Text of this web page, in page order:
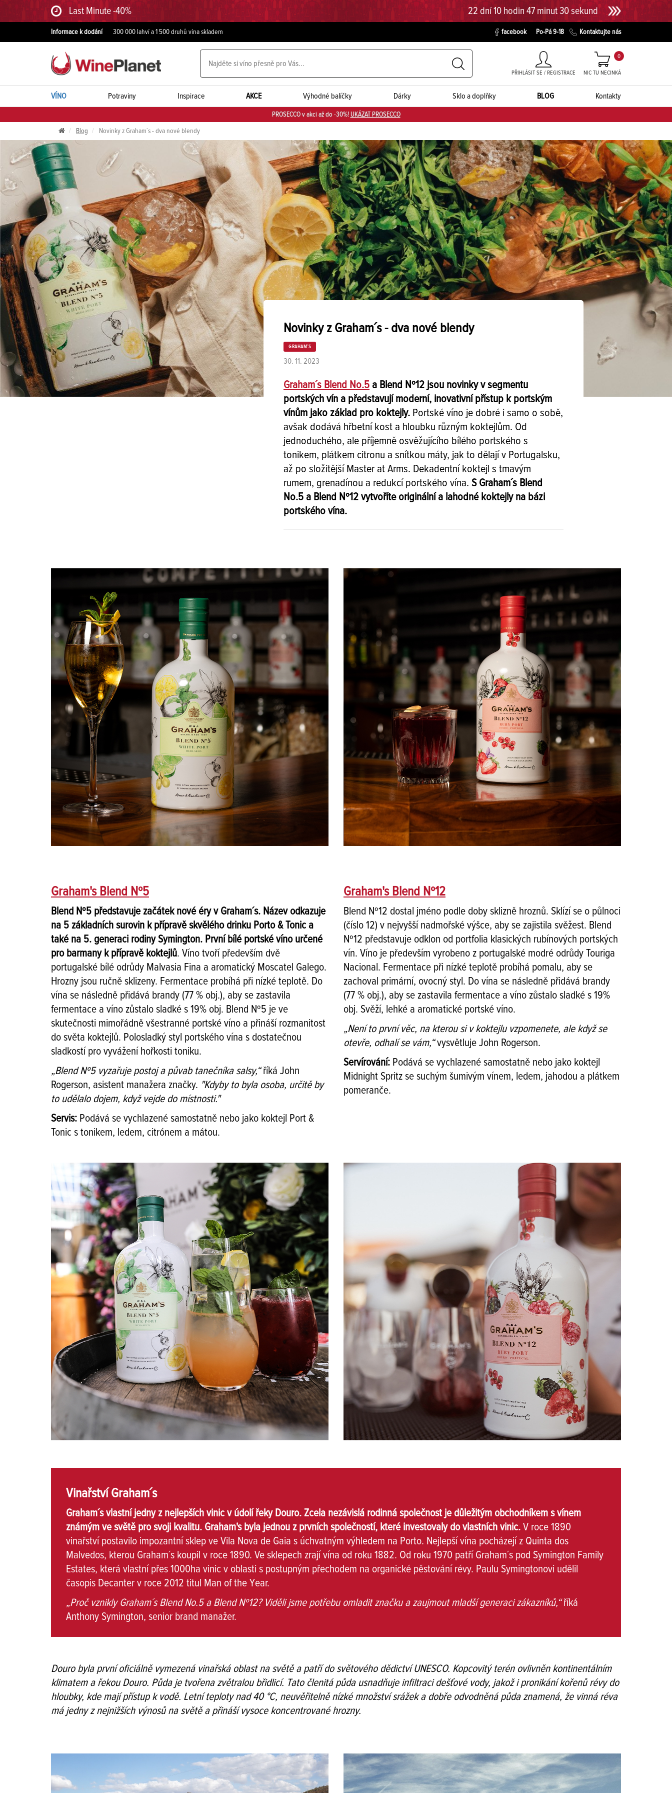
Last Minute -40% 22 dní 10 hodin 47 minut 28 sekund
Informace k dodání 300 000 lahví a 1 500 druhů vína skladem facebook Po-Pá 9-18 Kontaktujte nás
PŘIHLÁSIT SE / REGISTRACE NIC TU NECINKÁ
0
VÍNO Potraviny Inspirace AKCE Výhodné balíčky Dárky Sklo a doplňky BLOG Kontakty
PROSECCO v akci až do -30%! UKÁZAT PROSECCO
Blog Novinky z Graham´s - dva nové blendy
Novinky z Graham´s - dva nové blendy
GRAHAM´S
30. 11. 2023
Graham´s Blend No.5 a Blend Nº12 jsou novinky v segmentu
portských vín a představují moderní, inovativní přístup k portským
vínům jako základ pro koktejly. Portské víno je dobré i samo o sobě,
avšak dodává hřbetní kost a hloubku různým koktejlům. Od
jednoduchého, ale příjemně osvěžujícího bílého portského s
tonikem, plátkem citronu a snítkou máty, jak to dělají v Portugalsku,
až po složitější Master at Arms. Dekadentní koktejl s tmavým
rumem, grenadínou a redukcí portského vína. S Graham´s Blend
No.5 a Blend Nº12 vytvoříte originální a lahodné koktejly na bázi
portského vína.
Graham's Blend Nº5
Blend Nº5 představuje začátek nové éry v Graham´s. Název odkazuje
na 5 základních surovin k přípravě skvělého drinku Porto & Tonic a
také na 5. generaci rodiny Symington. První bílé portské víno určené
pro barmany k přípravě koktejlů. Víno tvoří především dvě
portugalské bílé odrůdy Malvasia Fina a aromatický Moscatel Galego.
Hrozny jsou ručně sklizeny. Fermentace probíhá při nízké teplotě. Do
vína se následně přidává brandy (77 % obj.), aby se zastavila
fermentace a víno zůstalo sladké s 19% obj. Blend Nº5 je ve
skutečnosti mimořádně všestranné portské víno a přináší rozmanitost
do světa koktejlů. Polosladký styl portského vína s dostatečnou
sladkostí pro vyvážení hořkosti toniku.
„Blend Nº5 vyzařuje postoj a půvab tanečníka salsy,“říká John
Rogerson, asistent manažera značky. "Kdyby to byla osoba, určitě by
to udělalo dojem, když vejde do místnosti."
Servis: Podává se vychlazené samostatně nebo jako koktejl Port &
Tonic s tonikem, ledem, citrónem a mátou.
Graham's Blend Nº12
Blend Nº12 dostal jméno podle doby sklizně hroznů. Sklízí se o půlnoci
(číslo 12) v nejvyšší nadmořské výšce, aby se zajistila svěžest. Blend
Nº12 představuje odklon od portfolia klasických rubínových portských
vín. Víno je především vyrobeno z portugalské modré odrůdy Touriga
Nacional. Fermentace při nízké teplotě probíhá pomalu, aby se
zachoval primární, ovocný styl. Do vína se následně přidává brandy
(77 % obj.), aby se zastavila fermentace a víno zůstalo sladké s 19%
obj. Svěží, lehké a aromatické portské víno.
„Není to první věc, na kterou si v koktejlu vzpomenete, ale když se
otevře, odhalí se vám,“vysvětluje John Rogerson.
Servírování: Podává se vychlazené samostatně nebo jako koktejl
Midnight Spritz se suchým šumivým vínem, ledem, jahodou a plátkem
pomeranče.
Vinařství Graham´s
Graham´s vlastní jedny z nejlepších vinic v údolí řeky Douro. Zcela nezávislá rodinná společnost je důležitým obchodníkem s vínem
známým ve světě pro svoji kvalitu. Graham's byla jednou z prvních společností, které investovaly do vlastních vinic. V roce 1890
vinařství postavilo impozantní sklep ve Vila Nova de Gaia s úchvatným výhledem na Porto. Nejlepší vína pocházejí z Quinta dos
Malvedos, kterou Graham´s koupil v roce 1890. Ve sklepech zrají vína od roku 1882. Od roku 1970 patří Graham´s pod Symington Family
Estates, která vlastní přes 1000ha vinic v oblasti s postupným přechodem na organické pěstování révy. Paulu Symingtonovi udělil
časopis Decanter v roce 2012 titul Man of the Year.
„Proč vznikly Graham´s Blend No.5 a Blend Nº12? Viděli jsme potřebu omladit značku a zaujmout mladší generaci zákazníků,“říká
Anthony Symington, senior brand manažer.
Douro byla první oficiálně vymezená vinařská oblast na světě a patří do světového dědictví UNESCO. Kopcovitý terén ovlivněn kontinentálním
klimatem a řekou Douro. Půda je tvořena zvětralou břidlicí. Tato členitá půda usnadňuje infiltraci dešťové vody, jakož i pronikání kořenů révy do
hloubky, kde mají přístup k vodě. Letní teploty nad 40 °C, neuvěřitelně nízké množství srážek a dobře odvodněná půda znamená, že vinná réva
má jedny z nejnižších výnosů na světě a přináší vysoce koncentrované hrozny.